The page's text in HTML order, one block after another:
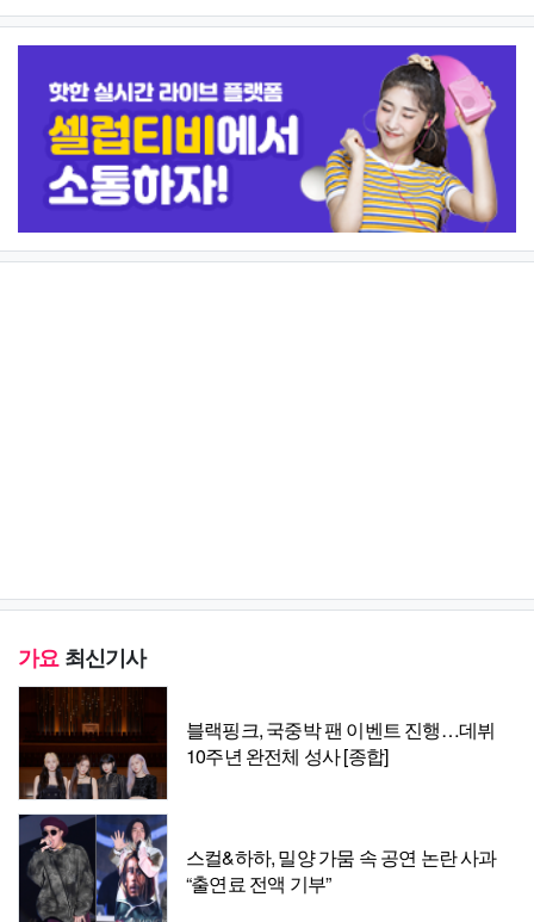
가요최신기사
블랙핑크, 국중박 팬 이벤트 진행…데뷔
10주년 완전체 성사 [종합]
스컬&하하, 밀양 가뭄 속 공연 논란 사과
“출연료 전액 기부”